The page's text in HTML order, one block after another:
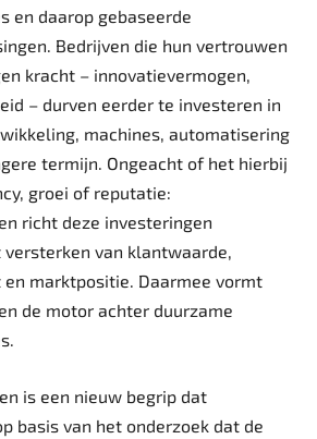
en daarop gebaseerde
Bedrijven die hun vertrouwen
kracht – innovatievermogen,
– durven eerder te investeren in
machines, automatisering
termijn. Ongeacht of het hierbij
groei of reputatie:
richt deze investeringen
van klantwaarde,
marktpositie. Daarmee vormt
de motor achter duurzame
is een nieuw begrip dat
basis van het onderzoek dat de